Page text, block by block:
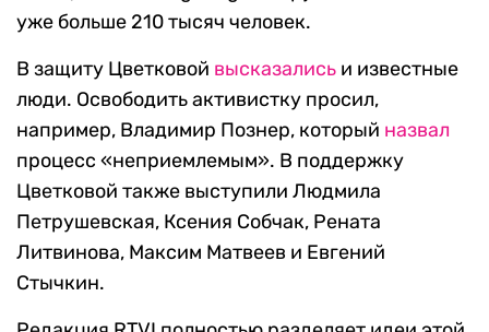
уже больше 210 тысяч человек.
В защиту Цветковой высказались и известные
люди. Освободить активистку просил,
например, Владимир Познер, который назвал
процесс «неприемлемым». В поддержку
Цветковой также выступили Людмила
Петрушевская, Ксения Собчак, Рената
Литвинова, Максим Матвеев и Евгений
Стычкин.